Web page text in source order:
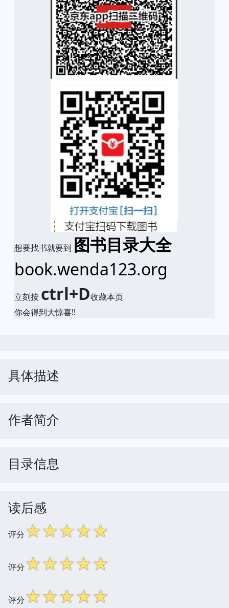
想要找书就要到 图书目录大全
book.wenda123.org
立刻按 ctrl+D收藏本页
你会得到大惊喜!!
具体描述
作者简介
目录信息
读后感
评分☆☆☆☆☆
评分☆☆☆☆☆
评分☆☆☆☆☆